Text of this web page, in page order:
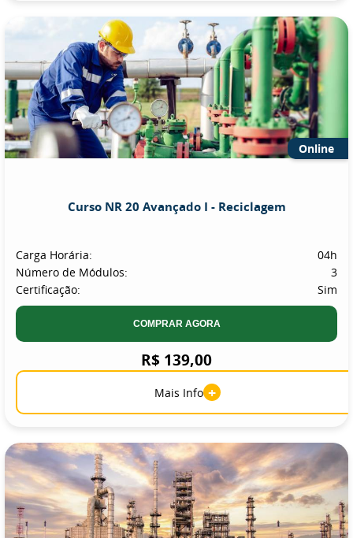
Online
Curso NR 20 Avançado I - Reciclagem
Carga Horária:
04h
Número de Módulos:
3
Certificação:
Sim
COMPRAR AGORA
R$ 139,00
Mais Info +